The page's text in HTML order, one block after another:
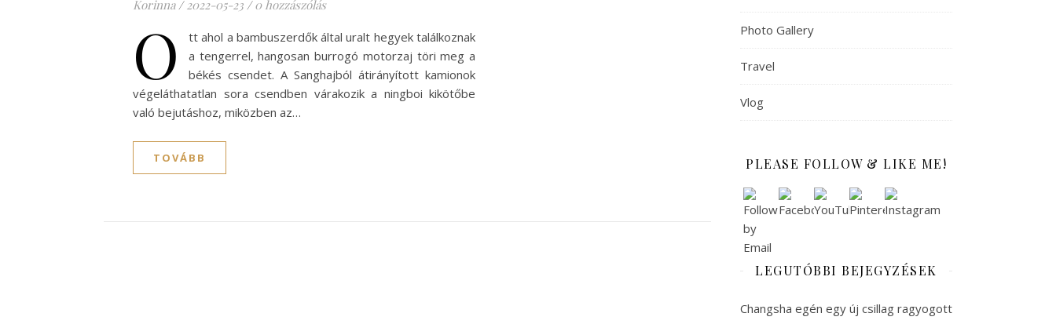
Korinna / 2022-05-23 / 0 hozzászólás
O
tt ahol a bambuszerdők által uralt hegyek találkoznak
a tengerrel, hangosan burrogó motorzaj töri meg a
békés csendet. A Sanghajból átirányított kamionok
végeláthatatlan sora csendben várakozik a ningboi kikötőbe
való bejutáshoz, miközben az…
TOVÁBB
Photo Gallery
Travel
Vlog
PLEASE FOLLOW & LIKE ME!
LEGUTÓBBI BEJEGYZÉSEK
Changsha egén egy új csillag ragyogott